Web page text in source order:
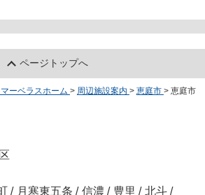
ページトップへ
ーベラスホーム > 周辺施設案内 > 恵庭市 > 恵庭市
/ 月寒東五条 / 信濃 / 豊里 / 北斗 /